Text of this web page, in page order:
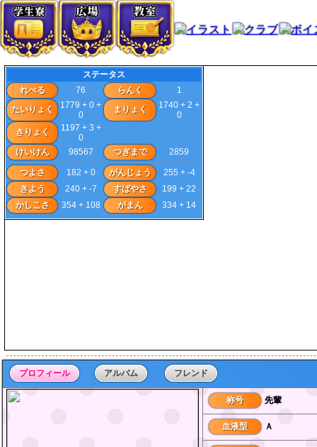
ステータス
れべる
76 らんく
1
たいりょく
1779 + 0 +
0
まりょく
1740 + 2 +
0
きりょく
1197 + 3 +
0
けいけん
98567 つぎまで 2859
つよさ 182 + 0 がんじょう
255 + -4
きよう
240 + -7 すばやさ
199 + 22
かしこさ
354 + 108 がまん 334 + 14
プロフィール アルバム フレンド
称号 先輩
血液型 Ａ